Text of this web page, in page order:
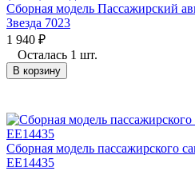
Сборная модель Пассажирский
Звезда 7023
1 940 ₽
Осталась 1 шт.
В корзину
Сборная модель пассажирского
EE14435